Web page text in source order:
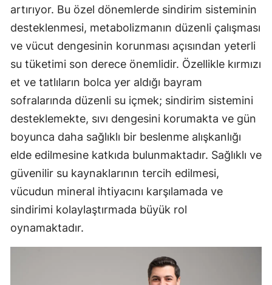
artırıyor. Bu özel dönemlerde sindirim sisteminin
desteklenmesi, metabolizmanın düzenli çalışması
ve vücut dengesinin korunması açısından yeterli
su tüketimi son derece önemlidir. Özellikle kırmızı
et ve tatlıların bolca yer aldığı bayram
sofralarında düzenli su içmek; sindirim sistemini
desteklemekte, sıvı dengesini korumakta ve gün
boyunca daha sağlıklı bir beslenme alışkanlığı
elde edilmesine katkıda bulunmaktadır. Sağlıklı ve
güvenilir su kaynaklarının tercih edilmesi,
vücudun mineral ihtiyacını karşılamada ve
sindirimi kolaylaştırmada büyük rol
oynamaktadır.